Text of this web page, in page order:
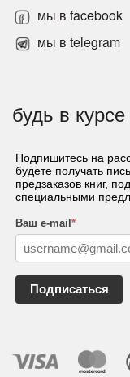
мы в facebook
мы в telegram
будь в курсе
Подпишитесь на
будете получать
предзаказов книг,
специальными
Ваш e-mail *
Подписаться